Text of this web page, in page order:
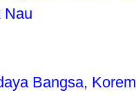
Nau
Bangsa, Korem